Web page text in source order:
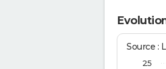
Source :
25